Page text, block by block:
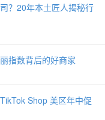
？20年本土匠人揭秘行
指数背后的好商家
Shop 美区年中促